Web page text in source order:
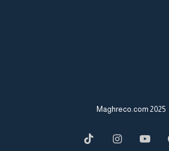
2025 Maghreco.com
Facebook
YouTube
Instagram